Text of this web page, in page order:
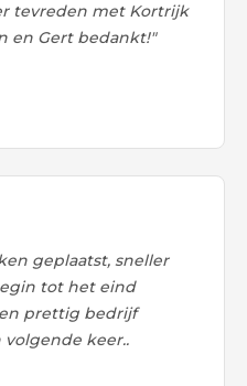
tevreden met Kortrijk
en Gert bedankt!"
geplaatst, sneller
tot het eind
prettig bedrijf
keer..